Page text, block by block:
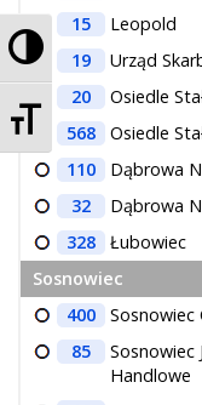
Przełącz
Zmień
15
Leopold
19
Urząd
20
Osiedle
568
Osiedle
110
Dąbrowa
32
Dąbrowa
328
Łubowiec
Sosnowiec
400
Sosnowiec
85
Sosnowiec
Handlowe